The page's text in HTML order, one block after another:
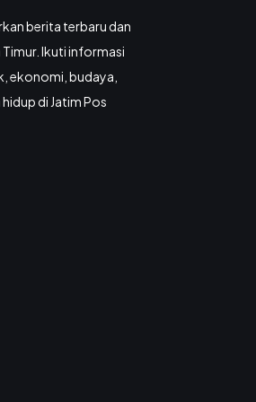
berita terbaru dan
Ikuti informasi
ekonomi, budaya,
di Jatim Pos